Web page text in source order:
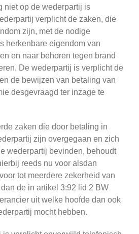
niet op de wederpartij is
verplicht de zaken, die
zijn, met de nodige
herkenbare eigendom van
en naar behoren tegen brand
De wederpartij is verplicht de
de bewijzen van betaling van
desgevraagd ter inzage te
zaken die door betaling in
zijn overgegaan en zich
wederpartij bevinden, behoudt
reeds nu voor alsdan
tot meerdere zekerheid van
de in artikel 3:92 lid 2 BW
uit welke hoofde dan ook
mocht hebben.